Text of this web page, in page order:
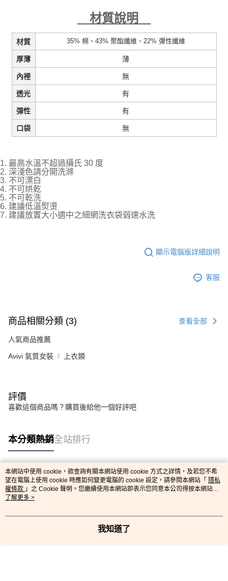
材質說明
材質 35% 棉、43% 聚酯纖維、22% 彈性纖維
厚薄 薄
內裡 無
透光 有
彈性 有
口袋 無
1. 最高水溫不超過攝氏 30 度
2. 深淺色請分開洗滌
3. 不可漂白
4. 不可烘乾
5. 不可乾洗
6. 建議低溫熨燙
7. 建議放置大小適中之細網洗衣袋弱速水洗
顯示電腦版詳細說明
客服
商品相關分類 (3) 查看全部
人氣商品推薦
Avivi 氣質女裝 上衣類
評價
喜歡這個商品嗎？購買後給他一個好評吧
本分類熱銷全站排行
熱門標籤
本網站中使用 cookie，欲查詢有關本網站使用 cookie 方式之詳情，及若您不希
望在電腦上使用 cookie 時應如何變更電腦的 cookie 設定，請參閱本網站「 隱私
權條款 」之 Cookie 聲明。您繼續使用本網站即表示您同意本公司得按本網站使
用條款之 Cookie 聲明使用 cookie。
了解更多 >
我知道了